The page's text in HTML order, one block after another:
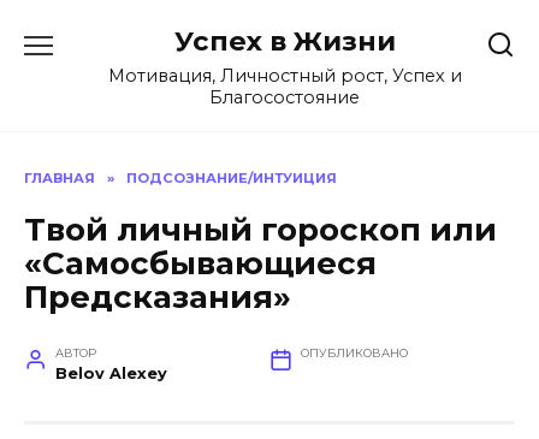
содержанию
Успех в Жизни
Мотивация, Личностный рост, Успех и
Благосостояние
ГЛАВНАЯ » ПОДСОЗНАНИЕ/ИНТУИЦИЯ
Твой личный гороскоп или
«Самосбывающиеся
Предсказания»
АВТОР
Belov Alexey
ОПУБЛИКОВАНО